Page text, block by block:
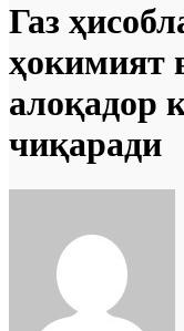
Газ
ҳокимият
алоқадор
чиқаради